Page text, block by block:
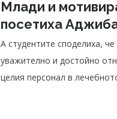
Млади и
посетиха
А студентите споделиха,
уважително и достойно
целия персонал в